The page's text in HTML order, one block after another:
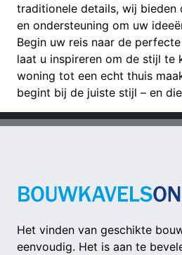
traditionele details, wij bieden
en ondersteuning om uw
Begin uw reis naar de
laat u inspireren om de stijl te
woning tot een echt thuis
begint bij de juiste stijl – en
Het vinden van geschikte
eenvoudig. Het is aan te